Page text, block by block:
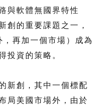
與軟體無國界特性
創的重要課題之一，
再加一個市場）成為
投資的策略。
新創，其中一個標配
局美國市場外，由於